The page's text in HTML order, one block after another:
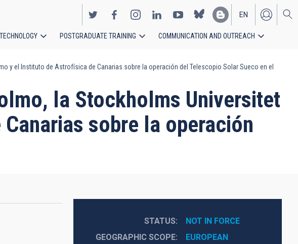
EN
ES
POSTGRADUATE TRAINING COMMUNICATION AND OUTREACH
y el Instituto de Astrofísica de Canarias sobre la operación del Telescopio Solar Sueco en el
la Stockholms Universitet
sobre la operación
STATUS
NOT IN FORCE
GEOGRAPHIC SCOPE
EUROPEAN